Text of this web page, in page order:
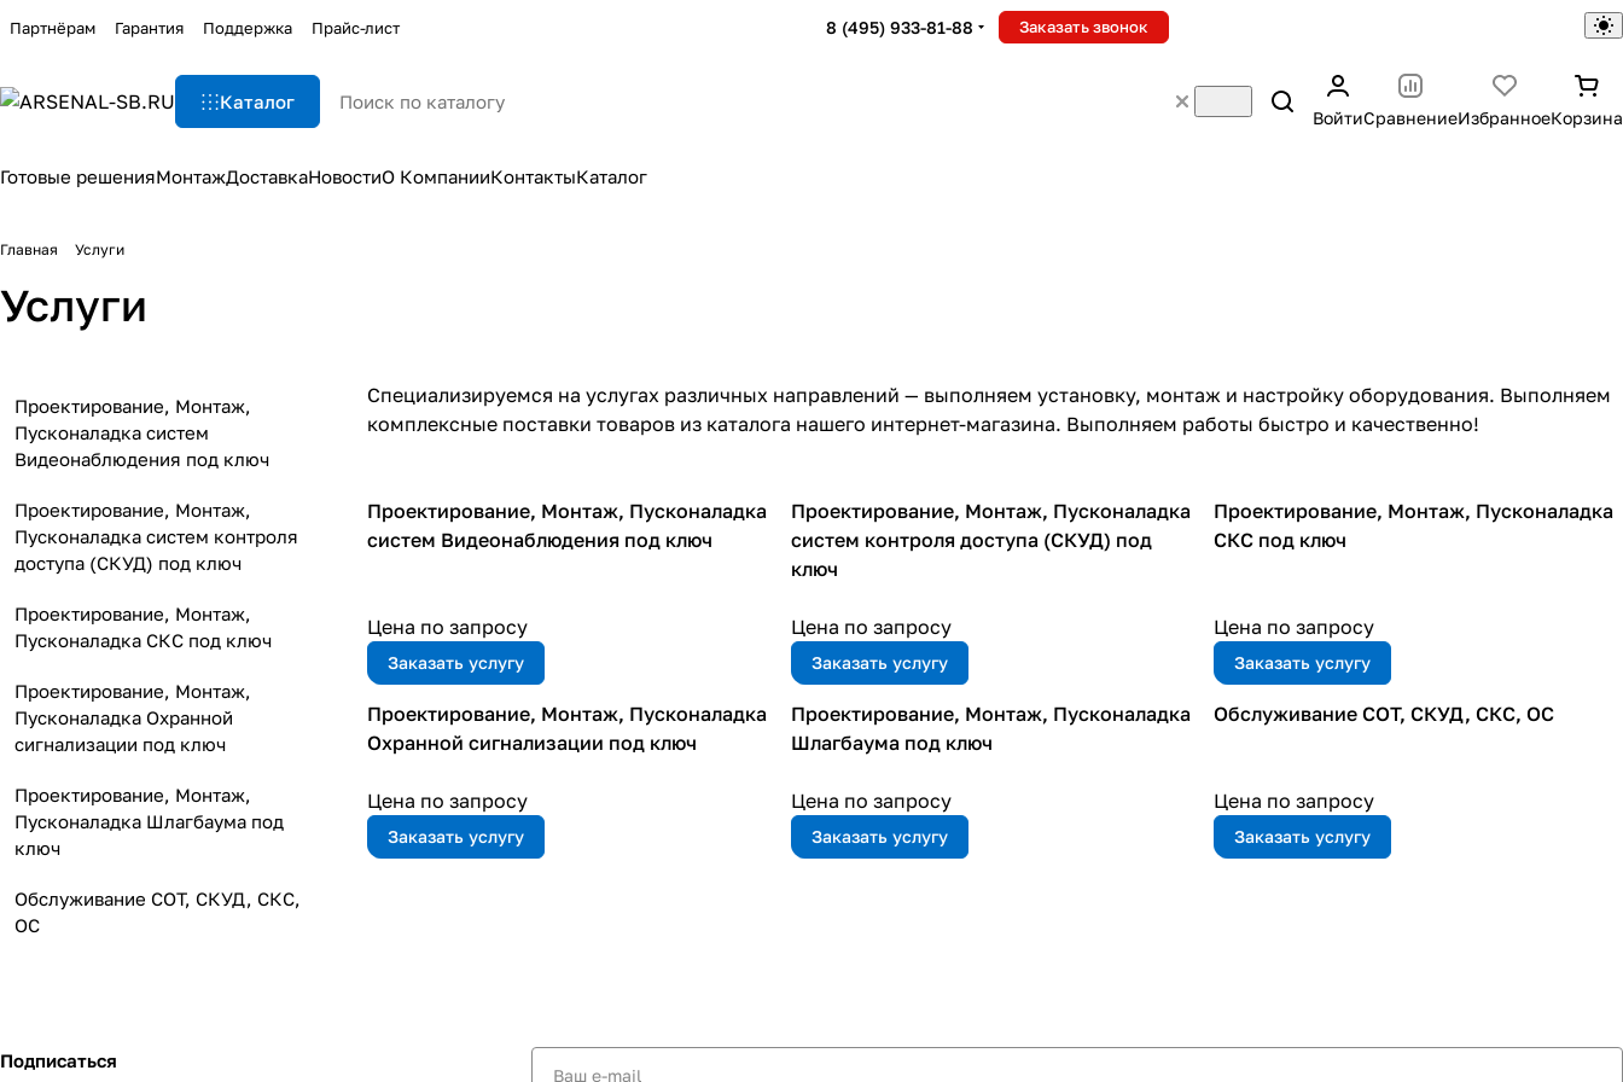
Партнёрам Гарантия Поддержка Прайс-лист 8 (495) 933-81-88 Заказать звонок
Каталог
ВойтиСравнениеИзбранноеКорзина
Готовые решенияМонтажДоставкаНовостиО КомпанииКонтактыКаталог
Главная Услуги
Услуги
Специализируемся на услугах различных направлений — выполняем установку, монтаж и настройку оборудования. Выполняем
комплексные поставки товаров из каталога нашего интернет-магазина. Выполняем работы быстро и качественно!
Проектирование, Монтаж, Пусконаладка
систем Видеонаблюдения под ключ
Цена по запросу
Заказать услугу
Проектирование, Монтаж, Пусконаладка
систем контроля доступа (СКУД) под
ключ
Цена по запросу
Заказать услугу
Проектирование, Монтаж, Пусконаладка
СКС под ключ
Цена по запросу
Заказать услугу
Проектирование, Монтаж, Пусконаладка
Охранной сигнализации под ключ
Цена по запросу
Заказать услугу
Проектирование, Монтаж, Пусконаладка
Шлагбаума под ключ
Цена по запросу
Заказать услугу
Обслуживание СОТ, СКУД, СКС, ОС
Цена по запросу
Заказать услугу
Проектирование, Монтаж,
Пусконаладка систем
Видеонаблюдения под ключ
Проектирование, Монтаж,
Пусконаладка систем контроля
доступа (СКУД) под ключ
Проектирование, Монтаж,
Пусконаладка СКС под ключ
Проектирование, Монтаж,
Пусконаладка Охранной
сигнализации под ключ
Проектирование, Монтаж,
Пусконаладка Шлагбаума под
ключ
Обслуживание СОТ, СКУД, СКС,
ОС
Подписаться